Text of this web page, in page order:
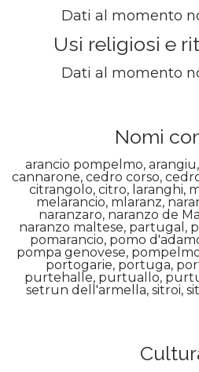
Dati al momento
Usi religiosi e
Dati al momento
Nomi
arancio pompelmo,
cannarone, cedro corso,
citrangolo, citro, laranghi,
melarancio, mlaranz,
naranzaro, naranzo de
naranzo maltese, partugal,
pomarancio, pomo
pompa genovese,
portogarie, portuga,
purtehalle, purtuallo,
setrun dell'armella, sitroi,